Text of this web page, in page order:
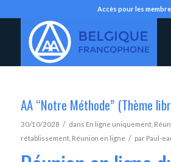
Accès pour les
AA “Notre Méthode” (Thème
30/10/2028 / dans En ligne uniquement,
rétablissement, Réunion en ligne / par Paul-